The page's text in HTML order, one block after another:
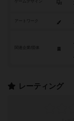
ゲームデザイン
アートワーク
レーティング